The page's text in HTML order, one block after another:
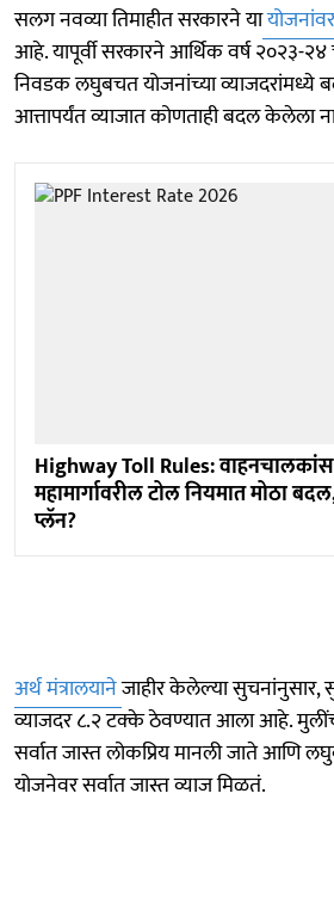
सलग नवव्या तिमाहीत सरकारने या
आहे. यापूर्वी सरकारने आर्थिक वर्ष २०२३-२४
निवडक लघुबचत योजनांच्या व्याजदरांमध्ये
आत्तापर्यंत व्याजात कोणताही बदल केलेला
Highway Toll Rules:
महामार्गावरील टोल नियमात मोठा
प्लॅन?
अर्थ मंत्रालयानेजाहीर केलेल्या सुचनांनुसार,
व्याजदर ८.२ टक्के ठेवण्यात आला आहे.
सर्वात जास्त लोकप्रिय मानली जाते आणि
योजनेवर सर्वात जास्त व्याज मिळतं.